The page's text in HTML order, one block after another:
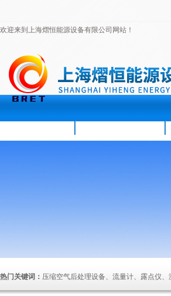
欢迎来到上海熠恒能源设备有限公司网站！
热门关键词： 压缩空气后处理设备、流量计、露点仪